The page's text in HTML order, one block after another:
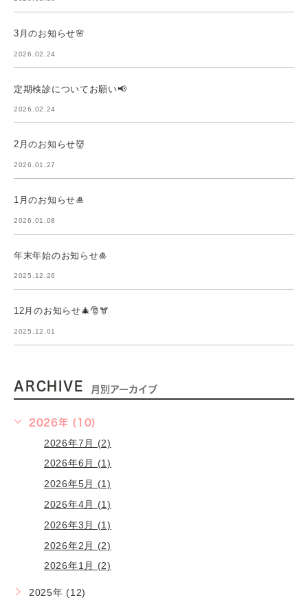
3月のお知らせ🌸
2026.02.24
定期検診についてお願い📢
2026.02.24
2月のお知らせ👹
2026.01.27
1月のお知らせ🎍
2026.01.08
年末年始のお知らせ🎍
2025.12.26
12月のお知らせ🎄🎅🫎
2025.12.01
ARCHIVE 月別アーカイブ
2026年 (10)
2026年7月 (2)
2026年6月 (1)
2026年5月 (1)
2026年4月 (1)
2026年3月 (1)
2026年2月 (2)
2026年1月 (2)
2025年 (12)